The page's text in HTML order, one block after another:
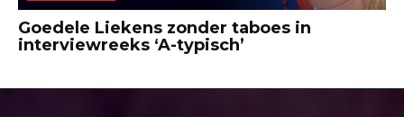
Goedele Liekens zonder taboes in
interviewreeks ‘A-typisch’